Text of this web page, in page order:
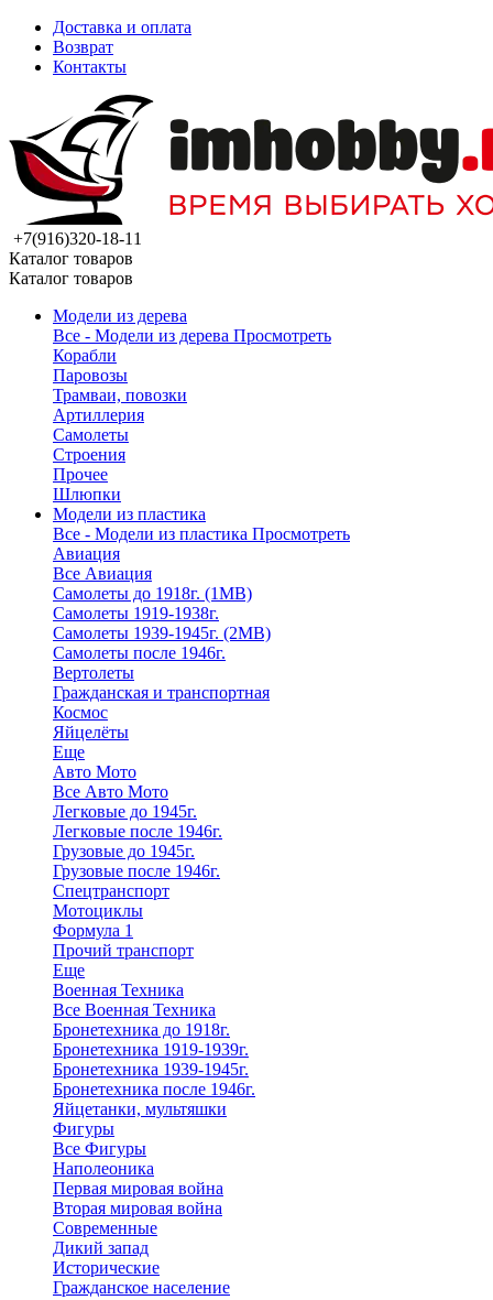
Доставка и оплата
Возврат
Контакты
+7(916)320-18-11
Каталог товаров
Каталог товаров
Модели из дерева
Все - Модели из дерева Просмотреть
Корабли
Паровозы
Трамваи, повозки
Артиллерия
Самолеты
Строения
Прочее
Шлюпки
Модели из пластика
Все - Модели из пластика Просмотреть
Авиация
Все Авиация
Самолеты до 1918г. (1МВ)
Самолеты 1919-1938г.
Самолеты 1939-1945г. (2МВ)
Самолеты после 1946г.
Вертолеты
Гражданская и транспортная
Космос
Яйцелёты
Еще
Авто Мото
Все Авто Мото
Легковые до 1945г.
Легковые после 1946г.
Грузовые до 1945г.
Грузовые после 1946г.
Спецтранспорт
Мотоциклы
Формула 1
Прочий транспорт
Еще
Военная Техника
Все Военная Техника
Бронетехника до 1918г.
Бронетехника 1919-1939г.
Бронетехника 1939-1945г.
Бронетехника после 1946г.
Яйцетанки, мультяшки
Фигуры
Все Фигуры
Наполеоника
Первая мировая война
Вторая мировая война
Современные
Дикий запад
Исторические
Гражданское население